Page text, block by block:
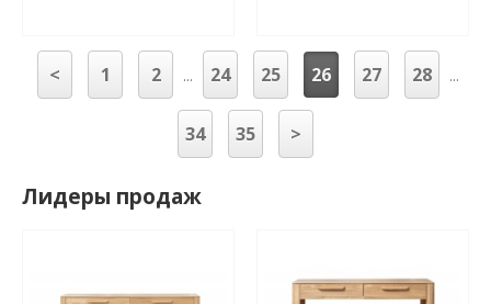
< 1 2 ... 24 25 26 27 28 ...
34 35 >
Лидеры продаж